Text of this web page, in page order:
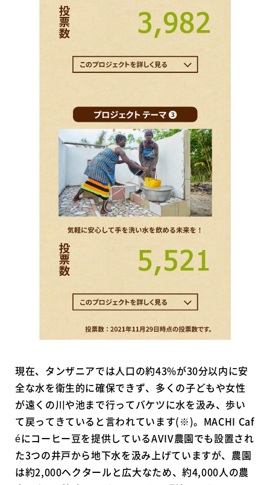
現在、タンザニアでは人口の約43%が30分以内に安
全な水を衛生的に確保できず、多くの子どもや女性
が遠くの川や池まで行ってバケツに水を汲み、歩い
て戻ってきていると言われています(※)。MACHI Caf
éにコーヒー豆を提供しているAVIV農園でも設置され
た3つの井戸から地下水を汲み上げていますが、農園
は約2,000ヘクタールと広大なため、約4,000人の農